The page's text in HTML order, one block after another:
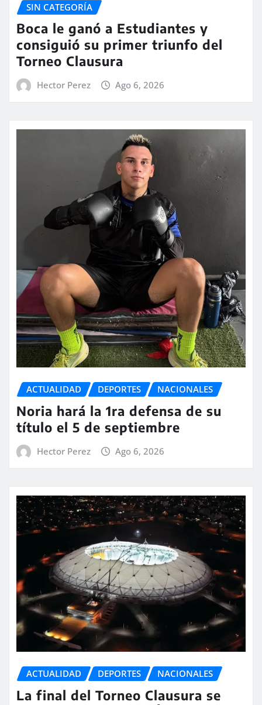
SIN CATEGORÍA
Boca le ganó a Estudiantes y
consiguió su primer triunfo del
Torneo Clausura
Hector Perez Ago 6, 2026
ACTUALIDAD DEPORTES NACIONALES
Noria hará la 1ra defensa de su
título el 5 de septiembre
Hector Perez Ago 6, 2026
ACTUALIDAD DEPORTES NACIONALES
La final del Torneo Clausura se